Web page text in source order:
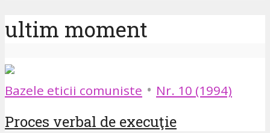
ultim moment
Bazele eticii comuniste • Nr. 10 (1994)
Proces verbal de execuţie